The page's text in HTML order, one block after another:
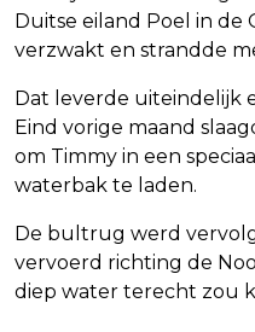
Duitse eiland Poel in de
verzwakt en strandde
Dat leverde uiteindelijk
Eind vorige maand
om Timmy in een
waterbak te laden.
De bultrug werd
vervoerd richting de
diep water terecht zou